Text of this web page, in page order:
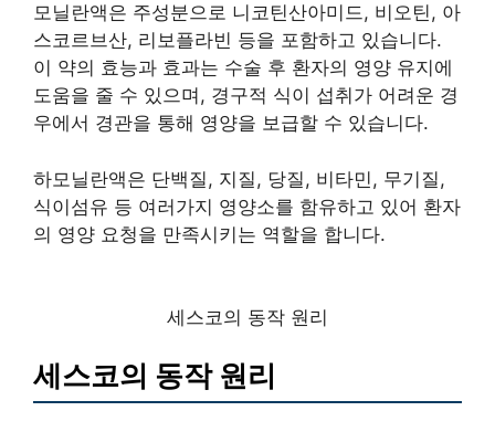
모닐란액은 주성분으로 니코틴산아미드, 비오틴, 아
스코르브산, 리보플라빈 등을 포함하고 있습니다.
이 약의 효능과 효과는 수술 후 환자의 영양 유지에
도움을 줄 수 있으며, 경구적 식이 섭취가 어려운 경
우에서 경관을 통해 영양을 보급할 수 있습니다.
하모닐란액은 단백질, 지질, 당질, 비타민, 무기질,
식이섬유 등 여러가지 영양소를 함유하고 있어 환자
의 영양 요청을 만족시키는 역할을 합니다.
세스코의 동작 원리
세스코의 동작 원리